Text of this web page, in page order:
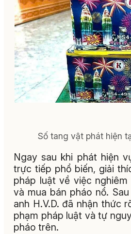
Số tang vật phát hiện
Ngay sau khi phát hiện
trực tiếp phổ biến, giải
pháp luật về việc
và mua bán pháo nổ.
anh H.V.D. đã nhận thức
phạm pháp luật và tự
pháo trên.